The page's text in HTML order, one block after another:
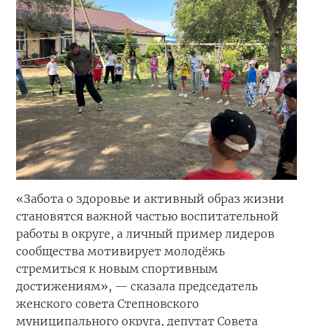
«Забота о здоровье и активный образ жизни
становятся важной частью воспитательной
работы в округе, а личный пример лидеров
сообщества мотивирует молодёжь
стремиться к новым спортивным
достижениям», — сказала председатель
женского совета Степновского
муниципального округа, депутат Совета